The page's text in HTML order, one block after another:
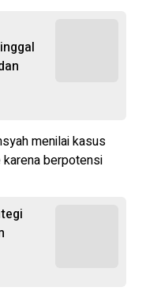
menilai kasus
berpotensi